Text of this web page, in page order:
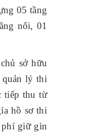
05 tầng
nổi, 01
sở hữu
quản lý thi
tiếp thu từ
hồ sơ thi
phí giữ gìn